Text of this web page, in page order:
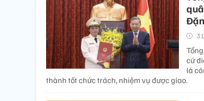
cứ
là
thành tốt chức trách, nhiệm vụ được giao.